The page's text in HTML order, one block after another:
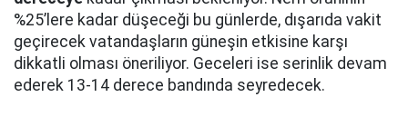
%25’lere kadar düşeceği bu günlerde, dışarıda vakit
geçirecek vatandaşların güneşin etkisine karşı
dikkatli olması öneriliyor. Geceleri ise serinlik devam
ederek 13-14 derece bandında seyredecek.